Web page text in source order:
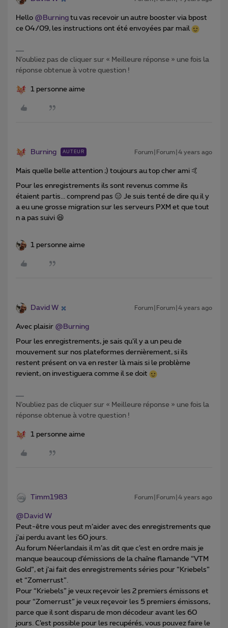
Hello @Burning tu vas recevoir un autre booster via bpost
ce 04/09, les instructions ont été envoyées par mail
N’oubliez pas de cliquer sur « Meilleure réponse » une fois la
réponse obtenue à votre question !
1 personne aime
Burning AUTEUR Forum|Forum|4 years ago
Mais quelle belle attention ;) toujours au top cher ami 🤙
Pour les enregistrements ils sont revenus comme ils
étaient partis... comprend pas 😑 Je suis tenté de dire qu il y
a eu une grosse migration sur les serveurs PXM et que tout
n a pas suivi 😆
1 personne aime
David W Forum|Forum|4 years ago
Avec plaisir @Burning
Pour les enregistrements, je sais qu’il y a un peu de
mouvement sur nos plateformes dernièrement, si ils
restent présent on va en rester là mais si le problème
revient, on investiguera comme il se doit
N’oubliez pas de cliquer sur « Meilleure réponse » une fois la
réponse obtenue à votre question !
1 personne aime
Timm1983 Forum|Forum|4 years ago
@David W
Peut-être vous peut m’aider avec des enregistrements que
j’ai perdu avant les 60 jours.
Au forum Néerlandais il m’as dit que c’est en ordre mais je
manque beaucoup d’émissions de la chaîne flamande “VTM
Gold”, et j’ai fait des enregistrements séries pour “Kriebels”
et “Zomerrust”.
Pour “Kriebels” je veux reçevoir les 2 premiers émissons et
pour “Zomerrust” je veux reçevoir les 5 premiers émissons,
parce que il sont disparu de mon décodeur avant les 60
jours. C’est possible pour les recupérés, vous pouvez faire le